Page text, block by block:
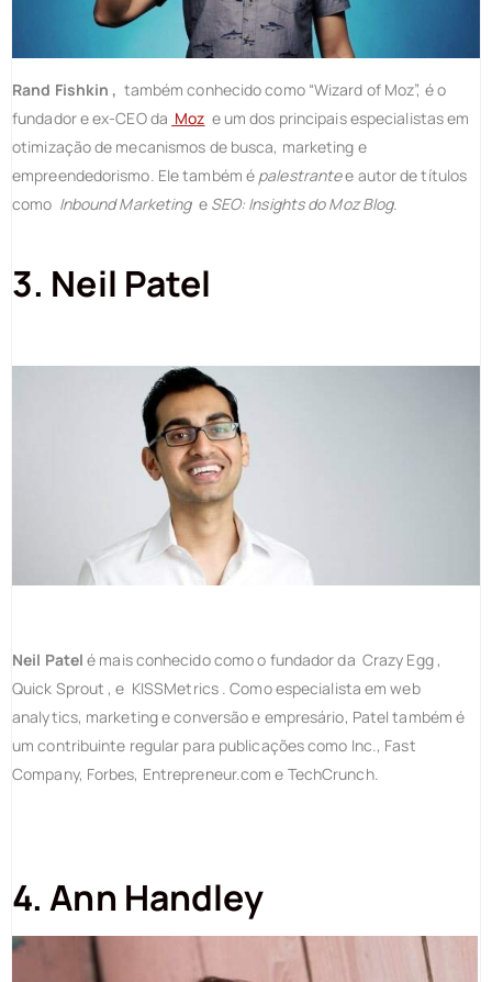
Rand Fishkin , também conhecido como “Wizard of Moz”, é o
fundador e ex-CEO da Moz e um dos principais especialistas em
otimização de mecanismos de busca, marketing e
empreendedorismo. Ele também é palestrantee autor de títulos
como Inbound Marketing e SEO: Insights do Moz Blog.
3. Neil Patel
Neil Patel é mais conhecido como o fundador da Crazy Egg ,
Quick Sprout , e KISSMetrics . Como especialista em web
analytics, marketing e conversão e empresário, Patel também é
um contribuinte regular para publicações como Inc., Fast
Company, Forbes, Entrepreneur.com e TechCrunch.
4. Ann Handley